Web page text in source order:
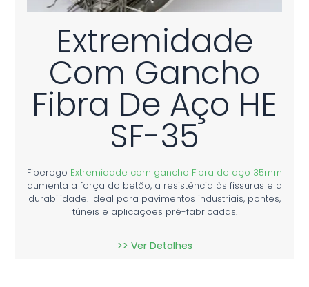
Extremidade
Com Gancho
Fibra De Aço HE
SF-35
Fiberego Extremidade com gancho Fibra de aço 35mm
aumenta a força do betão, a resistência às fissuras e a
durabilidade. Ideal para pavimentos industriais, pontes,
túneis e aplicações pré-fabricadas.
>> Ver Detalhes